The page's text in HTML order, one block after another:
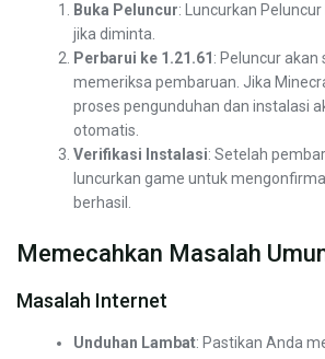
Buka Peluncur: Luncurkan
jika diminta.
Perbarui ke 1.21.61 : Peluncur
memeriksa pembaruan. Jika
proses pengunduhan dan instalasi
otomatis.
Verifikasi Instalasi: Setelah
luncurkan game untuk
berhasil.
Memecahkan Masalah
Masalah Internet
Unduhan Lambat: Pastikan Anda